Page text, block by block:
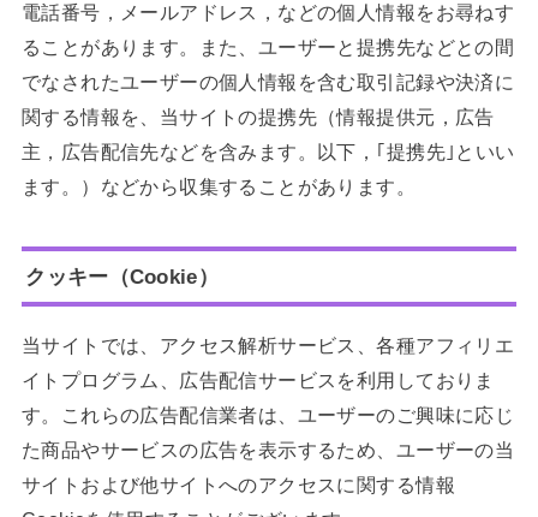
電話番号，メールアドレス，などの個人情報をお尋ねす
ることがあります。また、ユーザーと提携先などとの間
でなされたユーザーの個人情報を含む取引記録や決済に
関する情報を、当サイトの提携先（情報提供元，広告
主，広告配信先などを含みます。以下，｢提携先｣といい
ます。）などから収集することがあります。
クッキー（Cookie）
当サイトでは、アクセス解析サービス、各種アフィリエ
イトプログラム、広告配信サービスを利用しておりま
す。これらの広告配信業者は、ユーザーのご興味に応じ
た商品やサービスの広告を表示するため、ユーザーの当
サイトおよび他サイトへのアクセスに関する情報